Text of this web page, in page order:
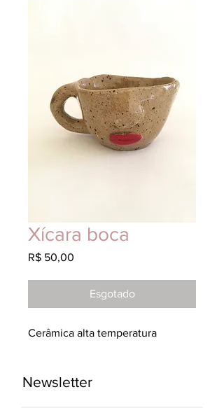
Xícara boca
R$ 50,00
Esgotado
Cerâmica alta temperatura
Newsletter